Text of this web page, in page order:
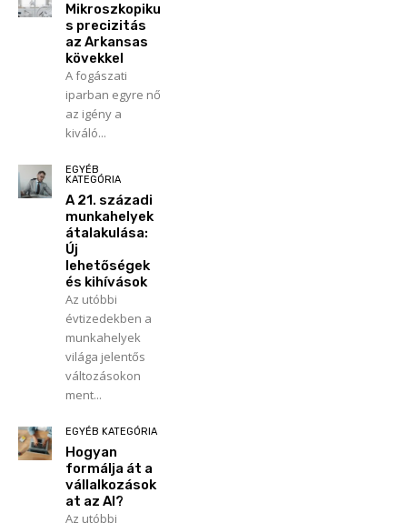
Mikroszkopiku
s precizitás
az Arkansas
kövekkel
A fogászati
iparban egyre nő
az igény a
kiváló...
EGYÉB
KATEGÓRIA
A 21. századi
munkahelyek
átalakulása:
Új
lehetőségek
és kihívások
Az utóbbi
évtizedekben a
munkahelyek
világa jelentős
változásokon
ment...
EGYÉB KATEGÓRIA
Hogyan
formálja át a
vállalkozások
at az AI?
Az utóbbi